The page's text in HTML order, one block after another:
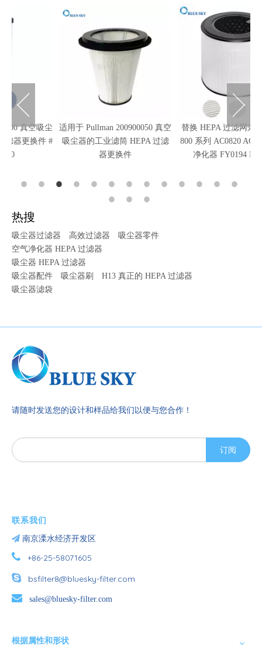
适用于 Pullman 200900050 真空
吸尘器的工业滤筒 HEPA 过滤
替换 HEPA 过滤网兼容飞利浦
800 系列 AC0820 AC0830 空气
净化器 FY0194 FY0293
热搜
吸尘器过滤器 高效过滤器
吸尘器零件
空气净化器 HEPA 过滤器
吸尘器 HEPA 过滤器
吸尘器配件
吸尘器刷
H13 真正的 HEPA 过滤器
吸尘器滤袋
请随时发送您的设计和样品给我们以便与您合作！
订阅
联系我们
 南京溧水经济开发区
 +86-25-58071605

bsfilter8@bluesky-filter.com

sales@bluesky-filter.com
根据属性和形状